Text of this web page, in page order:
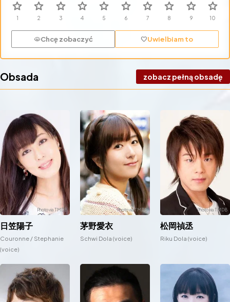
star star star star star star star star star star
visibilityChcę zobaczyć favoriteUwielbiam to
Obsada zobacz pełną obsadę
日笠陽子
Couronne / Stephanie
(voice)
茅野愛衣
Schwi Dola (voice)
松岡禎丞
Riku Dola (voice)